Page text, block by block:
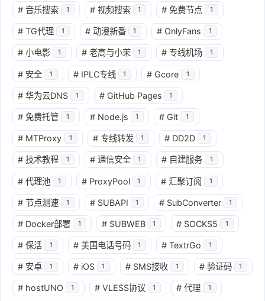
# 音乐搜索 1 # 视频搜索 1 # 免费节点 1
# TG代理 1 # 动漫新番 1 # OnlyFans 1
# 小电影 1 # 老高与小茉 1 # 专线机场 1
# 安全 1 # IPLC专线 1 # Gcore 1
# 华为云DNS 1 # GitHub Pages 1
# 免费托管 1 # Node.js 1 # Git 1
# MTProxy 1 # 专线转发 1 # DD2D 1
# 技术教程 1 # 通信安全 1 # 自建服务 1
# 代理池 1 # ProxyPool 1 # 汇聚订阅 1
# 节点测速 1 # SUBAPI 1 # SubConverter 1
# Docker部署 1 # SUBWEB 1 # SOCKS5 1
# 保活 1 # 美国电话号码 1 # TextrGo 1
# 安卓 1 # iOS 1 # SMS接收 1 # 验证码 1
# hostUNO 1 # VLESS协议 1 # 代理 1